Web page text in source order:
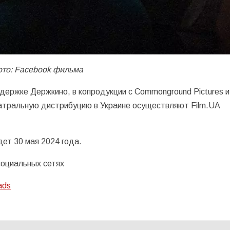
Facebook фильма
Держкино, в копродукции с Сommonground Pictures и
дистрибуцию в Украине осуществляют Film.UA
30 мая 2024 года.
сетях